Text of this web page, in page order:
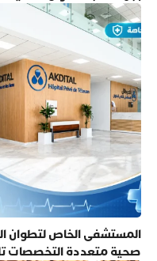
المستشفى الخاص لتطوان
صحية متعددة التخصصات